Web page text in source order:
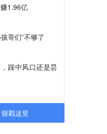
1.96亿
哥们”不够了
踩中风口还是昙
戳这里